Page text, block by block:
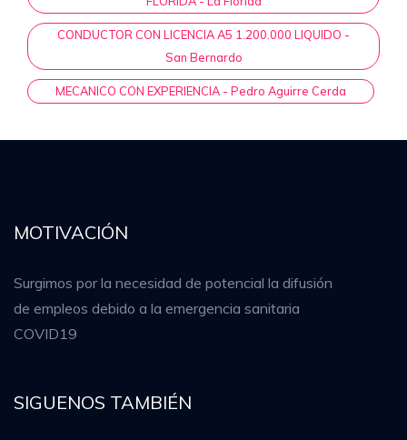
CONDUCTOR CON LICENCIA A5 1.200.000 LIQUIDO -
San Bernardo
MECANICO CON EXPERIENCIA - Pedro Aguirre Cerda
MOTIVACIÓN
Surgimos por la necesidad de potencial la difusión
de empleos debido a la emergencia sanitaria
COVID19
SIGUENOS TAMBIÉN